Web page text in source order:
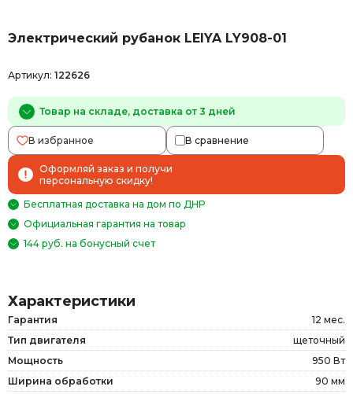
Электрический рубанок LEIYA LY908-01
Артикул: 122626
Товар на складе, доставка от 3 дней
В избранное В сравнение
Оформляй заказ и получи
персональную скидку!
Бесплатная доставка на дом по ДНР
Официальная гарантия на товар
144 руб. на бонусный счет
Характеристики
Гарантия
12 мес.
Тип двигателя
щеточный
Мощность
950 Вт
Ширина обработки
90 мм